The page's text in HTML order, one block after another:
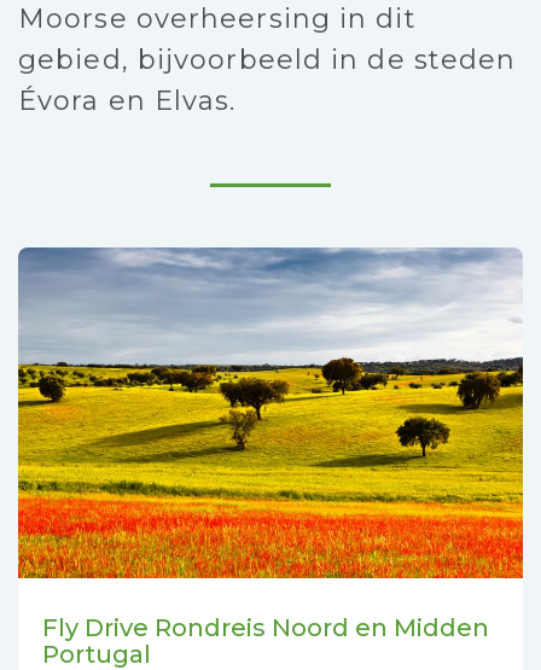
Moorse overheersing in dit
gebied, bijvoorbeeld in de steden
Évora en Elvas.
Fly Drive Rondreis Noord en Midden
Portugal